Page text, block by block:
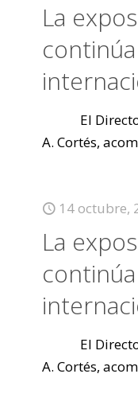
La
El Director-
A. Cortés,
14 octubre,
La
El Director-
A. Cortés,